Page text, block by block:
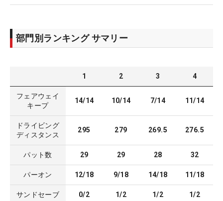
部門別ランキング サマリー
1 2 3 4
フェアウェイ
キープ
14/14 10/14 7/14 11/14
ドライビング
ディスタンス
295 279 269.5 276.5
パット数 29 29 28 32
パーオン 12/18 9/18 14/18 11/18
サンドセーブ 0/2 1/2 1/2 1/2